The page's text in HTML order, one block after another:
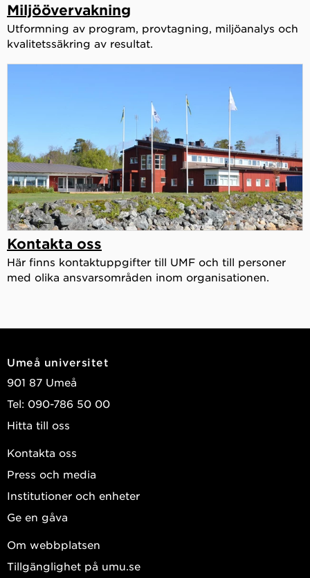
Miljöövervakning
Utformning av program, provtagning, miljöanalys och
kvalitetssäkring av resultat.
Kontakta oss
Här finns kontaktuppgifter till UMF och till personer
med olika ansvarsområden inom organisationen.
Umeå universitet
901 87 Umeå
Tel: 090-786 50 00
Hitta till oss
Kontakta oss
Press och media
Institutioner och enheter
Ge en gåva
Om webbplatsen
Tillgänglighet på umu.se